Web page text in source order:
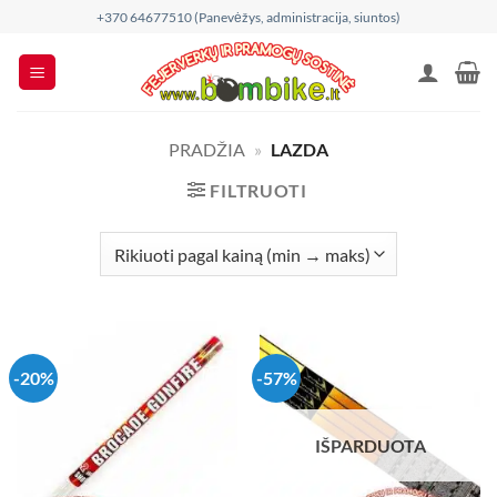
content
+370 64677510 (Panevėžys, administracija, siuntos)
PRADŽIA » LAZDA
FILTRUOTI
-20% -57%
IŠPARDUOTA